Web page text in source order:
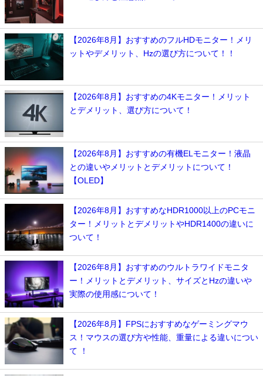
【2026年8月】おすすめのフルHDモニター！メリ
ットやデメリット、Hzの選び方について！！
【2026年8月】おすすめの4Kモニター！メリット
とデメリット、選び方について！
【2026年8月】おすすめの有機ELモニター！液晶
との違いやメリットとデメリットについて！
【OLED】
【2026年8月】おすすめなHDR1000以上のPCモニ
ター！メリットとデメリットやHDR1400の違いに
ついて！
【2026年8月】おすすめのウルトラワイドモニタ
ー！メリットとデメリット、サイズとHzの違いや
実際の使用感について！
【2026年8月】FPSにおすすめなゲーミングマウ
ス！マウスの選び方や性能、重量による違いについ
て ！